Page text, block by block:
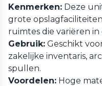
Kenmerken: Deze
grote
ruimtes die variëren
Gebruik: Geschikt
zakelijke inventaris,
spullen.
Voordelen: Hoge